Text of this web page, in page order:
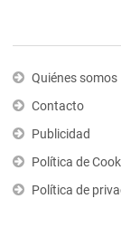
Quiénes somos
Contacto
Publicidad
Política de
Política de